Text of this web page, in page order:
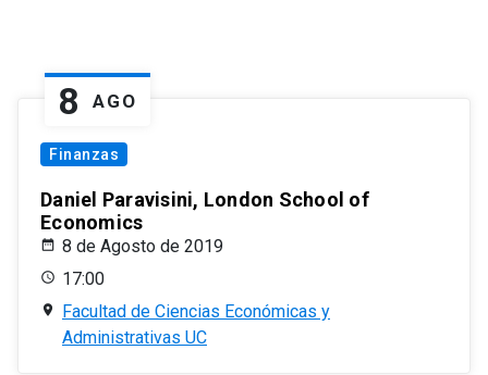
8 AGO
Finanzas
Daniel Paravisini, London School of
Economics
8 de Agosto de 2019
17:00
Facultad de Ciencias Económicas y
Administrativas UC